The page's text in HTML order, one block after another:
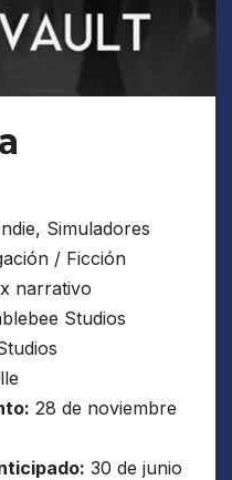
Simuladores
/ Ficción
narrativo
Studios
28 de noviembre
30 de junio